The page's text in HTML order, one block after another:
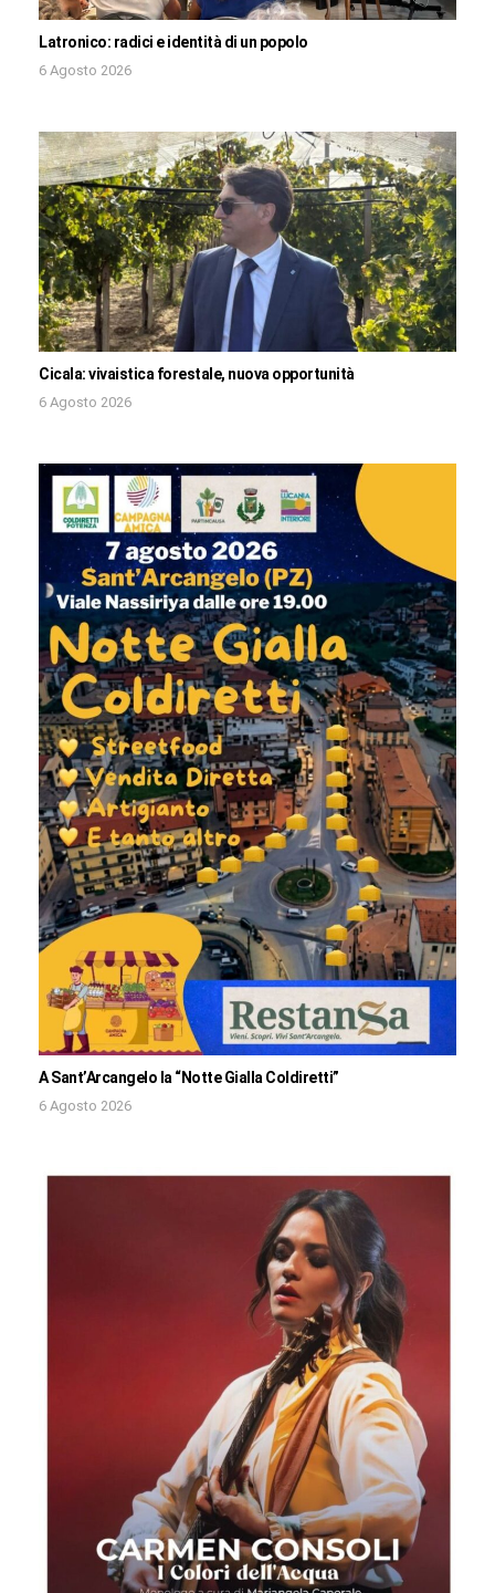
Latronico: radici e identità di un popolo
6 Agosto 2026
Cicala: vivaistica forestale, nuova opportunità
6 Agosto 2026
A Sant’Arcangelo la “Notte Gialla Coldiretti”
6 Agosto 2026